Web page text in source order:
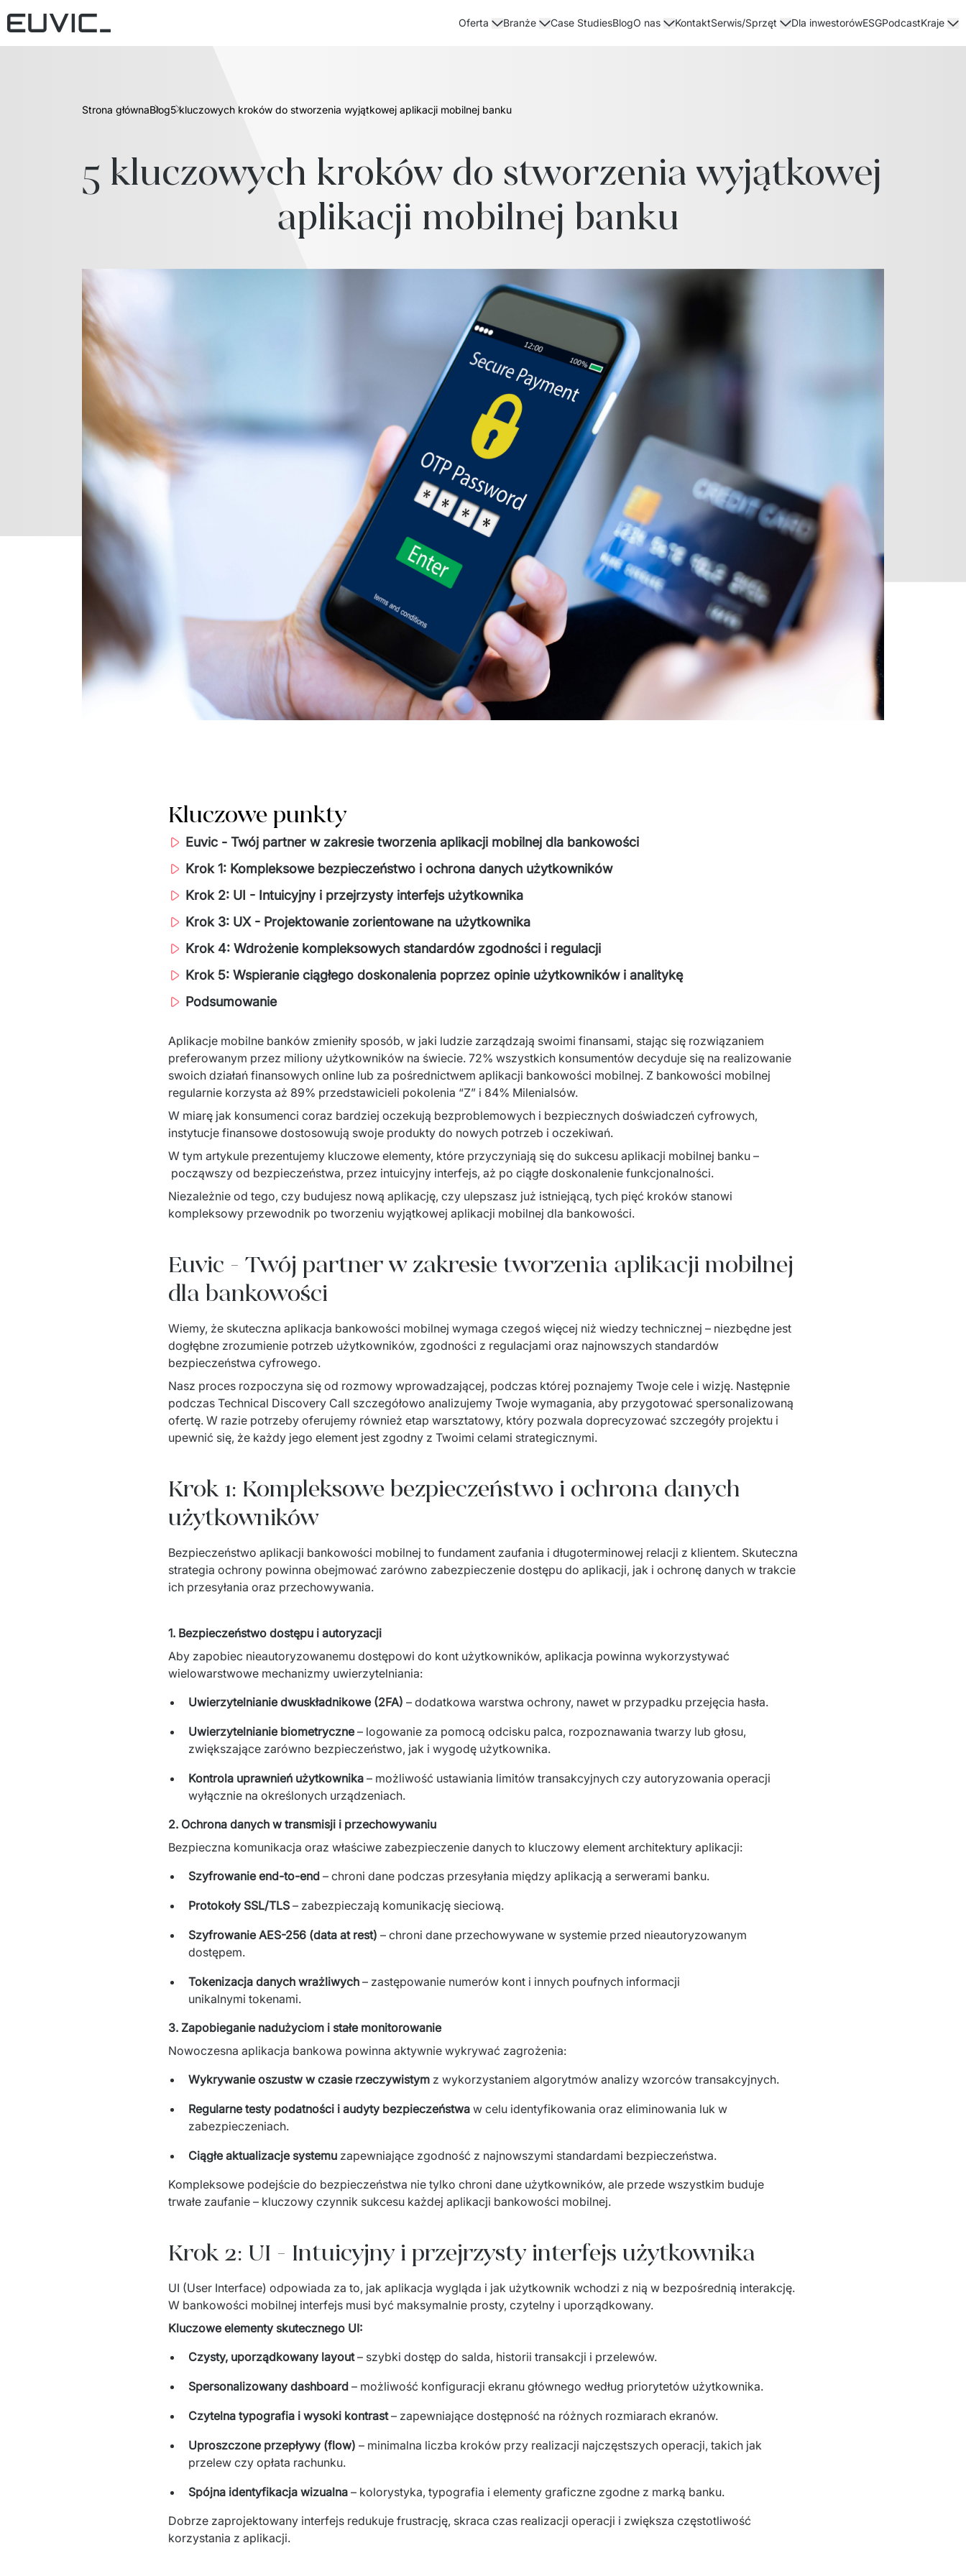
Oferta Branże Case StudiesBlogO nas KontaktSerwis/Sprzęt Dla inwestorówESGPodcastKraje
Strona głównaBlog5 kluczowych kroków do stworzenia wyjątkowej aplikacji mobilnej banku
5 kluczowych kroków do stworzenia wyjątkowej
aplikacji mobilnej banku
Kluczowe punkty
Euvic - Twój partner w zakresie tworzenia aplikacji mobilnej dla bankowości
Krok 1: Kompleksowe bezpieczeństwo i ochrona danych użytkowników
Krok 2: UI - Intuicyjny i przejrzysty interfejs użytkownika
Krok 3: UX - Projektowanie zorientowane na użytkownika
Krok 4: Wdrożenie kompleksowych standardów zgodności i regulacji
Krok 5: Wspieranie ciągłego doskonalenia poprzez opinie użytkowników i analitykę
Podsumowanie
Aplikacje mobilne banków zmieniły sposób, w jaki ludzie zarządzają swoimi finansami, stając się rozwiązaniem
preferowanym przez miliony użytkowników na świecie. 72% wszystkich konsumentów decyduje się na realizowanie
swoich działań finansowych online lub za pośrednictwem aplikacji bankowości mobilnej. Z bankowości mobilnej
regularnie korzysta aż 89% przedstawicieli pokolenia “Z” i 84% Milenialsów.
W miarę jak konsumenci coraz bardziej oczekują bezproblemowych i bezpiecznych doświadczeń cyfrowych,
instytucje finansowe dostosowują swoje produkty do nowych potrzeb i oczekiwań.
W tym artykule prezentujemy kluczowe elementy, które przyczyniają się do sukcesu aplikacji mobilnej banku –
począwszy od bezpieczeństwa, przez intuicyjny interfejs, aż po ciągłe doskonalenie funkcjonalności.
Niezależnie od tego, czy budujesz nową aplikację, czy ulepszasz już istniejącą, tych pięć kroków stanowi
kompleksowy przewodnik po tworzeniu wyjątkowej aplikacji mobilnej dla bankowości.
Euvic - Twój partner w zakresie tworzenia aplikacji mobilnej
dla bankowości
Wiemy, że skuteczna aplikacja bankowości mobilnej wymaga czegoś więcej niż wiedzy technicznej – niezbędne jest
dogłębne zrozumienie potrzeb użytkowników, zgodności z regulacjami oraz najnowszych standardów
bezpieczeństwa cyfrowego.
Nasz proces rozpoczyna się od rozmowy wprowadzającej, podczas której poznajemy Twoje cele i wizję. Następnie
podczas Technical Discovery Call szczegółowo analizujemy Twoje wymagania, aby przygotować spersonalizowaną
ofertę. W razie potrzeby oferujemy również etap warsztatowy, który pozwala doprecyzować szczegóły projektu i
upewnić się, że każdy jego element jest zgodny z Twoimi celami strategicznymi.
Krok 1: Kompleksowe bezpieczeństwo i ochrona danych
użytkowników
Bezpieczeństwo aplikacji bankowości mobilnej to fundament zaufania i długoterminowej relacji z klientem. Skuteczna
strategia ochrony powinna obejmować zarówno zabezpieczenie dostępu do aplikacji, jak i ochronę danych w trakcie
ich przesyłania oraz przechowywania.
1. Bezpieczeństwo dostępu i autoryzacji
Aby zapobiec nieautoryzowanemu dostępowi do kont użytkowników, aplikacja powinna wykorzystywać
wielowarstwowe mechanizmy uwierzytelniania:
Uwierzytelnianie dwuskładnikowe (2FA) – dodatkowa warstwa ochrony, nawet w przypadku przejęcia hasła.
Uwierzytelnianie biometryczne– logowanie za pomocą odcisku palca, rozpoznawania twarzy lub głosu,
zwiększające zarówno bezpieczeństwo, jak i wygodę użytkownika.
Kontrola uprawnień użytkownika – możliwość ustawiania limitów transakcyjnych czy autoryzowania operacji
wyłącznie na określonych urządzeniach.
2. Ochrona danych w transmisji i przechowywaniu
Bezpieczna komunikacja oraz właściwe zabezpieczenie danych to kluczowy element architektury aplikacji:
Szyfrowanie end-to-end – chroni dane podczas przesyłania między aplikacją a serwerami banku.
Protokoły SSL/TLS – zabezpieczają komunikację sieciową.
Szyfrowanie AES-256 (data at rest) – chroni dane przechowywane w systemie przed nieautoryzowanym
dostępem.
Tokenizacja danych wrażliwych – zastępowanie numerów kont i innych poufnych informacji
unikalnymi tokenami.
3. Zapobieganie nadużyciom i stałe monitorowanie
Nowoczesna aplikacja bankowa powinna aktywnie wykrywać zagrożenia:
Wykrywanie oszustw w czasie rzeczywistym z wykorzystaniem algorytmów analizy wzorców transakcyjnych.
Regularne testy podatności i audyty bezpieczeństwa w celu identyfikowania oraz eliminowania luk w
zabezpieczeniach.
Ciągłe aktualizacje systemu zapewniające zgodność z najnowszymi standardami bezpieczeństwa.
Kompleksowe podejście do bezpieczeństwa nie tylko chroni dane użytkowników, ale przede wszystkim buduje
trwałe zaufanie – kluczowy czynnik sukcesu każdej aplikacji bankowości mobilnej.
Krok 2: UI - Intuicyjny i przejrzysty interfejs użytkownika
UI (User Interface) odpowiada za to, jak aplikacja wygląda i jak użytkownik wchodzi z nią w bezpośrednią interakcję.
W bankowości mobilnej interfejs musi być maksymalnie prosty, czytelny i uporządkowany.
Kluczowe elementy skutecznego UI:
Czysty, uporządkowany layout– szybki dostęp do salda, historii transakcji i przelewów.
Spersonalizowany dashboard – możliwość konfiguracji ekranu głównego według priorytetów użytkownika.
Czytelna typografia i wysoki kontrast– zapewniające dostępność na różnych rozmiarach ekranów.
Uproszczone przepływy (flow) – minimalna liczba kroków przy realizacji najczęstszych operacji, takich jak
przelew czy opłata rachunku.
Spójna identyfikacja wizualna – kolorystyka, typografia i elementy graficzne zgodne z marką banku.
Dobrze zaprojektowany interfejs redukuje frustrację, skraca czas realizacji operacji i zwiększa częstotliwość
korzystania z aplikacji.